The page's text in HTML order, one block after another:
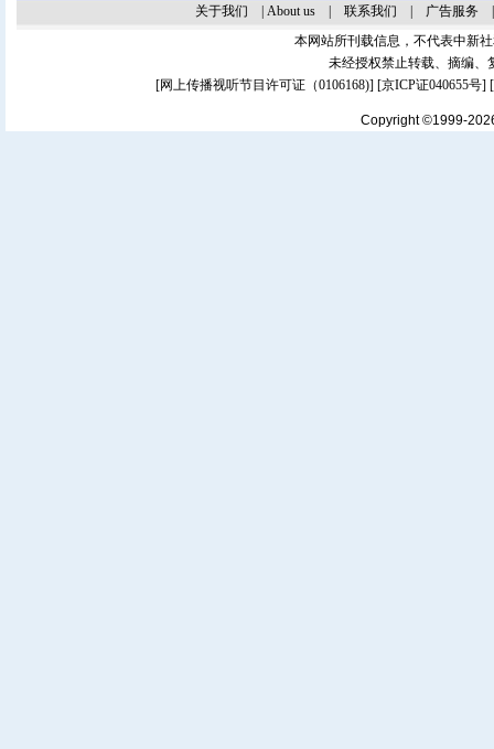
关于我们 About us| 联系我们 广告服务
本网站所刊载信息，不代表中新
未经授权禁止转载、摘编、
[网上传播视听节目许可证（0106168)] [京ICP证040655号]
Copyright ©1999-